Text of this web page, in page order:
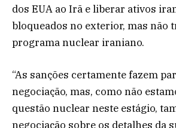
dos EUA ao Irã e liberar ativos
bloqueados no exterior, mas não
programa nuclear iraniano.
“As sanções certamente fazem
negociação, mas, como não
questão nuclear neste estágio,
negociação sobre os detalhes da